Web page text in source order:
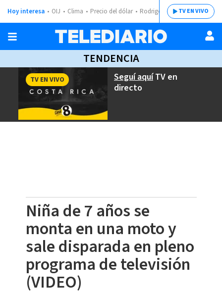
Hoy interesa OIJ Clima Precio del dólar Rodrigo ChavesTV EN VIVO
TENDENCIA
Seguí aquíTV en
directo
TV EN VIVO
Niña de 7 años se
monta en una moto y
sale disparada en pleno
programa de televisión
(VIDEO)